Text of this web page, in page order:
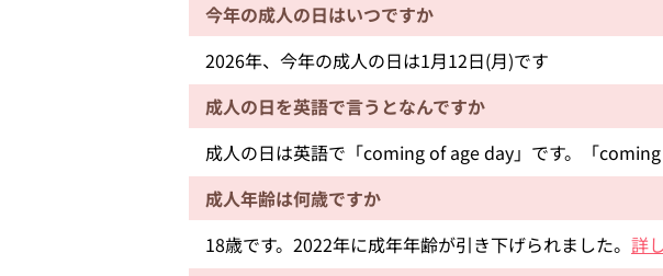
今年の成人の日はいつですか
2026年、今年の成人の日は1月12日(月)です
成人の日を英語で言うとなんですか
成人の日は英語で「coming of age day」です。「
成人年齢は何歳ですか
18歳です。2022年に成年年齢が引き下げられました。 詳